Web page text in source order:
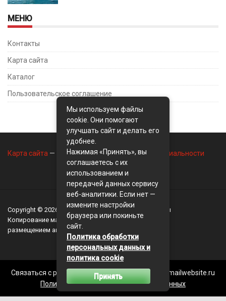
МЕНЮ
Контакты
Карта сайта
Каталог
Пользовательское соглашение
Карта сайта — Контакты— Политика конфиденциальности
Copyright © 2026 BusinessMix- Экономика и финансы
Копирование материалов разрешается, только с
размещением активной ссылки на сайт
Связаться с редакцией сайта: businessmix.ru@mailwebsite.ru
Политика обработки персональных данных
Мы используем файлы
cookie. Они помогают
улучшать сайт и делать его
удобнее.
Нажимая «Принять», вы
соглашаетесь с их
использованием и
передачей данных сервису
веб-аналитики. Если нет —
измените настройки
браузера или покиньте
сайт.
Политика обработки
персональных данных и
политика cookie
Принять